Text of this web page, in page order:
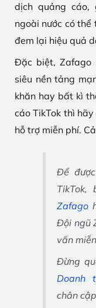
dịch quảng cáo,
ngoài nước có
đem lại hiệu quả
Đặc biệt, Zafago
siêu nền tảng
khăn hay bất kì
cáo TikTok thì
hỗ trợ miễn phí.
Để
TikTok,
Zafago
Đội ngũ
vấn
Đừng
Doanh
chân